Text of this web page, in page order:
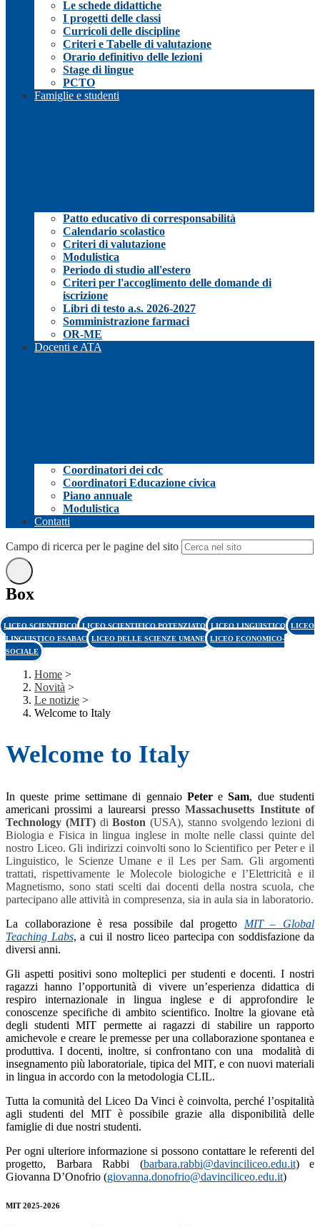
Le schede didattiche
I progetti delle classi
Curricoli delle discipline
Criteri e Tabelle di valutazione
Orario definitivo delle lezioni
Stage di lingue
PCTO
Famiglie e studenti
Patto educativo di corresponsabilità
Calendario scolastico
Criteri di valutazione
Modulistica
Periodo di studio all'estero
Criteri per l'accoglimento delle domande di
iscrizione
Libri di testo a.s. 2026-2027
Somministrazione farmaci
OR-ME
Docenti e ATA
Coordinatori dei cdc
Coordinatori Educazione civica
Piano annuale
Modulistica
Contatti
Campo di ricerca per le pagine del sito
Box
LICEO SCIENTIFICO LICEO SCIENTIFICO POTENZIATO LICEO LINGUISTICO LICEO
LINGUISTICO ESABAC LICEO DELLE SCIENZE UMANE LICEO ECONOMICO-
SOCIALE
Home >
Novità >
Le notizie >
Welcome to Italy
Welcome to Italy
In queste prime settimane di gennaio PetereSam, due studenti
americani prossimi a laurearsi pressoMassachusetts Institute of
Technology (MIT)diBoston (USA), stanno svolgendo lezioni di
Biologia e Fisica in lingua inglese in molte nelle classi quinte del
nostro Liceo. Gli indirizzi coinvolti sono lo Scientifico per Peter e il
Linguistico, le Scienze Umane e il Les per Sam. Gli argomenti
trattati, rispettivamente le Molecole biologiche e l’Elettricità e il
Magnetismo, sono stati scelti dai docenti della nostra scuola, che
partecipano alle attività in compresenza, sia in aula sia in laboratorio.
La collaborazione è resa possibile dal progetto MIT – Global
Teaching Labs, a cui il nostro liceo partecipa con soddisfazione da
diversi anni.
Gli aspetti positivi sono molteplici per studenti e docenti. I nostri
ragazzi hanno l’opportunità di vivere un’esperienza didattica di
respiro internazionale in lingua inglese e di approfondire le
conoscenze specifiche di ambito scientifico. Inoltre la giovane età
degli studenti MIT permette ai ragazzi di stabilire un rapporto
amichevole e creare le premesse per una collaborazione spontanea e
produttiva. I docenti, inoltre, si confrontano con una
modalità di
insegnamento più laboratoriale, tipica del MIT, e con nuovi materiali
in lingua in accordo con la metodologia CLIL.
Tutta la comunità del Liceo Da Vinci è coinvolta, perché l’ospitalità
agli studenti del MIT è possibile grazie alla disponibilità delle
famiglie di due nostri studenti.
Per ogni ulteriore informazione si possono contattare le referenti del
progetto, Barbara Rabbi (barbara.rabbi@davinciliceo.edu.it) e
Giovanna D’Onofrio (giovanna.donofrio@davinciliceo.edu.it)
MIT 2025-2026